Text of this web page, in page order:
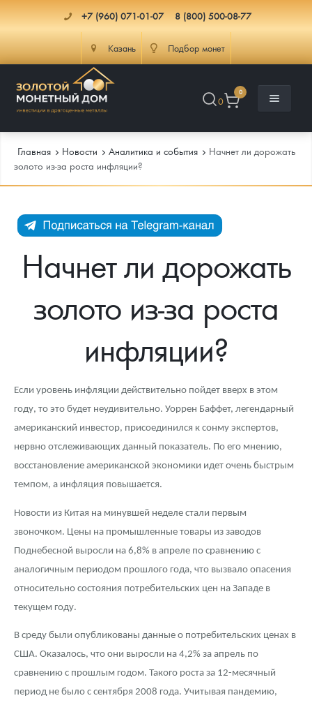
+7 (960) 071-01-07 8 (800) 500-08-77
Казань Подбор монет
0
0
Каталог Монет
Инвестиционные монеты
Памятные монеты России и СССР
Монеты Царской России
Монеты стран мира после 1950г
Георгий Победоносец
Золотой червонец Сеятель
Золотые слитки
Аксессуары
Год Лошади
Флот: ледоколы и корабли
Жетоны "Необыкновенные обитатели глубин"
Русская нумизматика
Золотая карманная галерея
Наборы подарочных и коллекционных монет
Инфо
Как сделать заказ
Выкуп монет
Выкуп серебряных монет
Вопрос - ответ
Памятка для работы с монетами из драгметаллов
Условия возврата
Монеты
Политика конфиденциальности
Политика использования Cookies
Доставка
Распродажа монет и жетонов
Аналитика и события
Итоги 2025 года. Прогноз курсов золота, серебра, платины на
2026 год
Cтатьи
Георгий Победоносец - динамика цен
Курс золота и серебра
Лом выкуп
Скупка слитков
Контакты
О нас
Наши преимущества
Письмо директору
Пресс-служба
Главная Новости Аналитика и события
Начнет ли дорожать
золото из-за роста инфляции?
Начнет ли дорожать
золото из-за роста
инфляции?
Если уровень инфляции действительно пойдет вверх в этом
году, то это будет неудивительно. Уоррен Баффет, легендарный
американский инвестор, присоединился к сонму экспертов,
нервно отслеживающих данный показатель. По его мнению,
восстановление американской экономики идет очень быстрым
темпом, а инфляция повышается.
Новости из Китая на минувшей неделе стали первым
звоночком. Цены на промышленные товары из заводов
Поднебесной выросли на 6,8% в апреле по сравнению с
аналогичным периодом прошлого года, что вызвало опасения
относительно состояния потребительских цен на Западе в
текущем году.
В среду были опубликованы данные о потребительских ценах в
США. Оказалось, что они выросли на 4,2% за апрель по
сравнению с прошлым годом. Такого роста за 12-месячный
период не было с сентября 2008 года. Учитывая пандемию,